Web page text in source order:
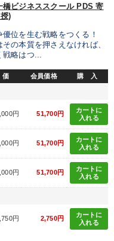
ビジネススクール PDS 寄
)
位を生む戦略をつくる！
の本質を押さえなければ、
略はつ...
会員価格 購 入
円 51,700円
カートに
入れる
円 51,700円
カートに
入れる
円 51,700円
カートに
入れる
円 2,750円
カートに
入れる